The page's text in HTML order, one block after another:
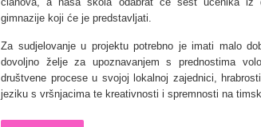
gimnazije koji će je predstavljati.
Za sudjelovanje u projektu potrebno je imati malo
dovoljno želje za upoznavanjem s prednostima
društvene procese u svojoj lokalnoj zajednici,
jeziku s vršnjacima te kreativnosti i spremnosti na